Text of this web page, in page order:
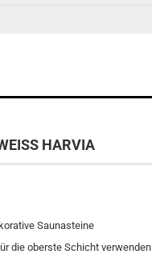
HARVIA
Saunasteine
die oberste Schicht verwenden